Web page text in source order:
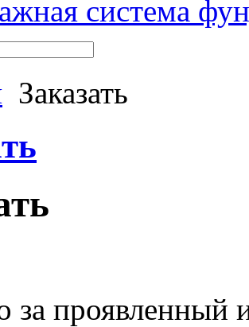
система
Заказать
за проявленный